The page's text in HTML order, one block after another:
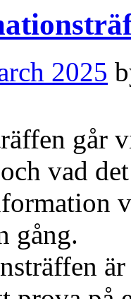
2025
går
vad
gång.